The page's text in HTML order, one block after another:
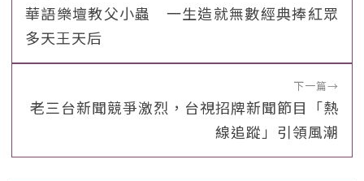
華語樂壇教父小蟲 一生造就無數經典捧紅眾
多天王天后
下一篇→
老三台新聞競爭激烈，台視招牌新聞節目「熱
線追蹤」引領風潮